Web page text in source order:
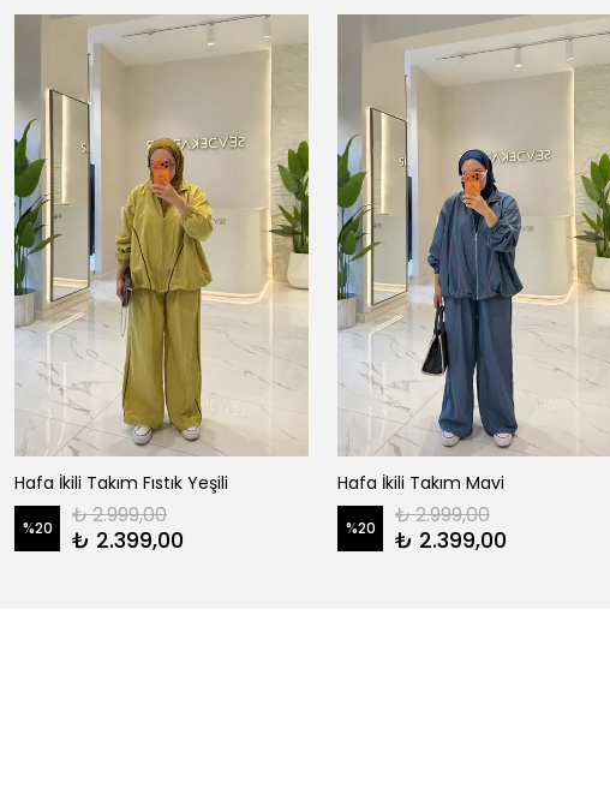
Hafa İkili Takım Fıstık Yeşili
%20 ₺ 2.999,00
₺ 2.399,00
Hafa İkili Takım Mavi
%20 ₺ 2.999,00
₺ 2.399,00